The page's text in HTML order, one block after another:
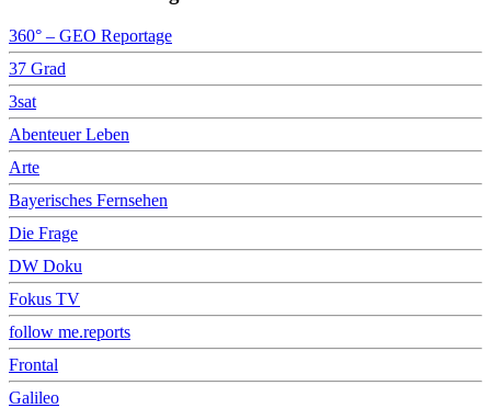
360° – GEO Reportage
37 Grad
3sat
Abenteuer Leben
Arte
Bayerisches Fernsehen
Die Frage
DW Doku
Fokus TV
follow me.reports
Frontal
Galileo